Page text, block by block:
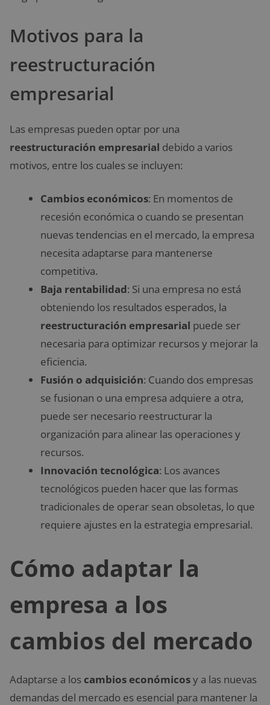
Motivos para la
reestructuración
empresarial
Las empresas pueden optar por una
reestructuración empresarial debido a varios
motivos, entre los cuales se incluyen:
Cambios económicos: En momentos de
recesión económica o cuando se presentan
nuevas tendencias en el mercado, la empresa
necesita adaptarse para mantenerse
competitiva.
Baja rentabilidad: Si una empresa no está
obteniendo los resultados esperados, la
reestructuración empresarial puede ser
necesaria para optimizar recursos y mejorar la
eficiencia.
Fusión o adquisición: Cuando dos empresas
se fusionan o una empresa adquiere a otra,
puede ser necesario reestructurar la
organización para alinear las operaciones y
recursos.
Innovación tecnológica: Los avances
tecnológicos pueden hacer que las formas
tradicionales de operar sean obsoletas, lo que
requiere ajustes en la estrategia empresarial.
Cómo adaptar la
empresa a los
cambios del mercado
Adaptarse a los cambios económicosy a las nuevas
demandas del mercado es esencial para mantener la